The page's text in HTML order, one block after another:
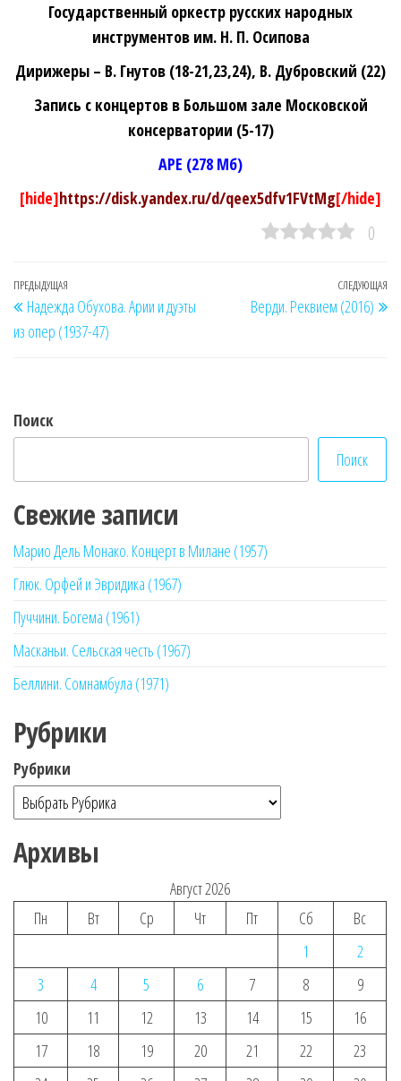
Государственный оркестр русских народных
инструментов им. Н. П. Осипова
Дирижеры – В. Гнутов (18-21,23,24), В. Дубровский (22)
Запись с концертов в Большом зале Московской
консерватории (5-17)
APE (278 Мб)
[hide]https://disk.yandex.ru/d/qeex5dfv1FVtMg[/hide]
0
Навигация
по
записям
Предыдущая
запись
ПРЕДЫДУЩАЯ
Надежда Обухова. Арии и дуэты
из опер (1937-47)
СЛЕДУЮЩАЯ
Верди. Реквием (2016)
Поиск
Поиск
Свежие записи
Марио Дель Монако. Концерт в Милане (1957)
Глюк. Орфей и Эвридика (1967)
Пуччини. Богема (1961)
Масканьи. Сельская честь (1967)
Беллини. Сомнамбула (1971)
Рубрики
Рубрики
Архивы
Август 2026
Пн
Вт Ср Чт Пт Сб
Вс
1
2
3
4 5 6 7 8
9
10
11 12 13 14 15
16
17
18 19 20 21 22
23